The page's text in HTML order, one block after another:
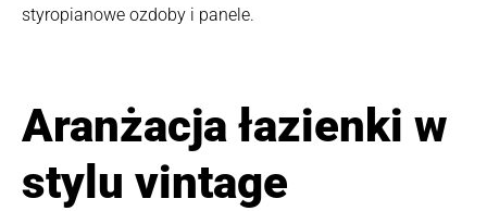
styropianowe ozdoby i panele.
Aranżacja łazienki w
stylu vintage